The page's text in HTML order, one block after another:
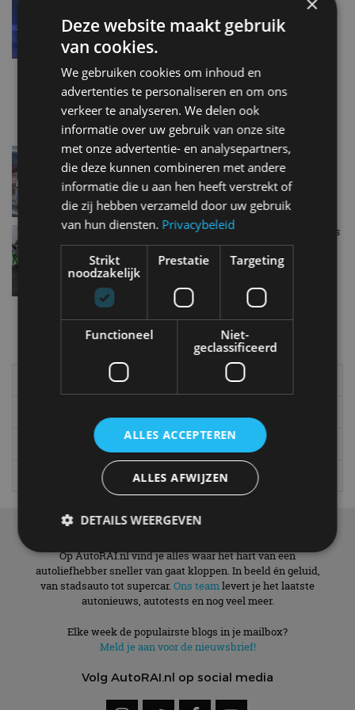
Volkswagen Golf GTI viert 40ste verjaardag
apr 2016
Tweemaal Clubsport op Wörthersee
mei 2015
Skoda pakt uit in Wörthersee met vijf blikvangers
mei 2015
Meer autonieuws
Alle categorieën van AutoRAI.nl
Elektrisch
Autotests
Gadgets
Tech
Video
Games
Op AutoRAI.nl vind je alles waar het hart van een
autoliefhebber sneller van gaat kloppen. In beeld én geluid,
van stadsauto tot supercar. Ons teamlevert je het laatste
autonieuws, autotests en nog veel meer.
Elke week de populairste blogs in je mailbox?
Meld je aan voor de nieuwsbrief!
Volg AutoRAI.nl op social media
Deze website maakt gebruik
van cookies.
We gebruiken cookies om inhoud en
advertenties te personaliseren en om ons
verkeer te analyseren. We delen ook
informatie over uw gebruik van onze site
met onze advertentie- en analysepartners,
die deze kunnen combineren met andere
informatie die u aan hen heeft verstrekt of
die zij hebben verzameld door uw gebruik
van hun diensten. Privacybeleid
Strikt
noodzakelijk
Prestatie Targeting
Functioneel
Niet-
geclassificeerd
ALLES ACCEPTEREN
ALLES AFWIJZEN
DETAILS WEERGEVEN
Strikt noodzakelijk Prestatie
Targeting
Functioneel
Niet-geclassificeerd
Strikt noodzakelijke cookies maken de
kernfunctionaliteiten van de website mogelijk, zoals
website kan niet goed worden gebruikt zonder de
strikt noodzakelijke cookies.